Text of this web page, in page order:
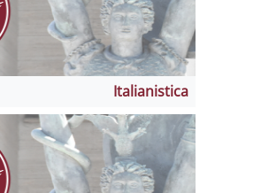
Italianistica